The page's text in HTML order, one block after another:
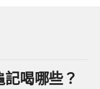
記喝哪些？